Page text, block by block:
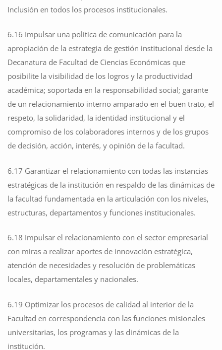
Inclusión en todos los procesos institucionales.
6.16 Impulsar una política de comunicación para la
apropiación de la estrategia de gestión institucional desde la
Decanatura de Facultad de Ciencias Económicas que
posibilite la visibilidad de los logros y la productividad
académica; soportada en la responsabilidad social; garante
de un relacionamiento interno amparado en el buen trato, el
respeto, la solidaridad, la identidad institucional y el
compromiso de los colaboradores internos y de los grupos
de decisión, acción, interés, y opinión de la facultad.
6.17 Garantizar el relacionamiento con todas las instancias
estratégicas de la institución en respaldo de las dinámicas de
la facultad fundamentada en la articulación con los niveles,
estructuras, departamentos y funciones institucionales.
6.18 Impulsar el relacionamiento con el sector empresarial
con miras a realizar aportes de innovación estratégica,
atención de necesidades y resolución de problemáticas
locales, departamentales y nacionales.
6.19 Optimizar los procesos de calidad al interior de la
Facultad en correspondencia con las funciones misionales
universitarias, los programas y las dinámicas de la
institución.